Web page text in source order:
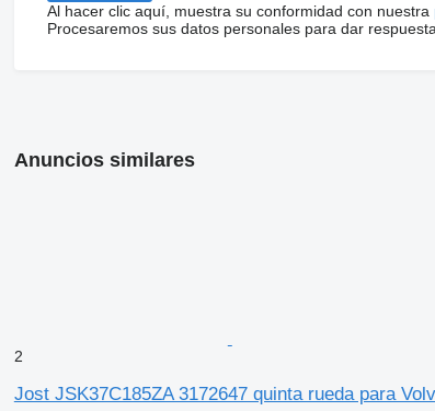
Al hacer clic aquí, muestra su conformidad con nuestra
Procesaremos sus datos personales para dar
Anuncios similares
2
Jost JSK37C185ZA 3172647 quinta rueda para